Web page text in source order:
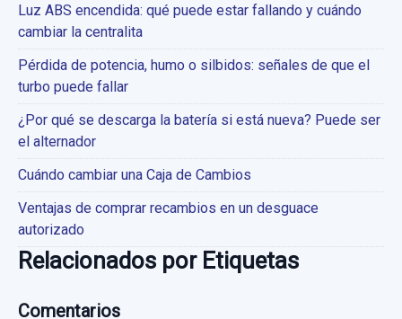
Luz ABS encendida: qué puede estar fallando y cuándo
cambiar la centralita
Pérdida de potencia, humo o silbidos: señales de que el
turbo puede fallar
¿Por qué se descarga la batería si está nueva? Puede ser
el alternador
Cuándo cambiar una Caja de Cambios
Ventajas de comprar recambios en un desguace
autorizado
Relacionados por Etiquetas
Comentarios